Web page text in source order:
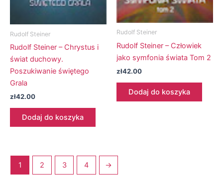
Rudolf Steiner
Rudolf Steiner – Chrystus i
świat duchowy.
Poszukiwanie świętego
Grala
zł42.00
Dodaj do koszyka
Rudolf Steiner
Rudolf Steiner – Człowiek
jako symfonia świata Tom 2
zł42.00
Dodaj do koszyka
1 2 3 4 →